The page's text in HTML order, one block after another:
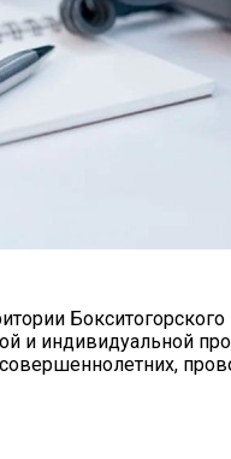
и индивидуальной